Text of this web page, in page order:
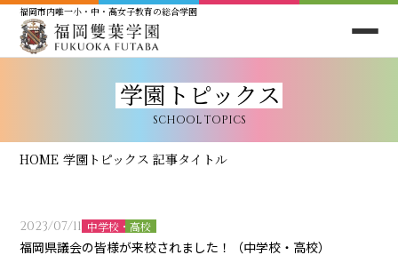
福岡市内唯一小・中・高女子教育の総合学園
学園トピックス
SCHOOL TOPICS
HOME 学園トピックス 記事タイトル
2023/07/11 中学校・高校
福岡県議会の皆様が来校されました！（中学校・高校）